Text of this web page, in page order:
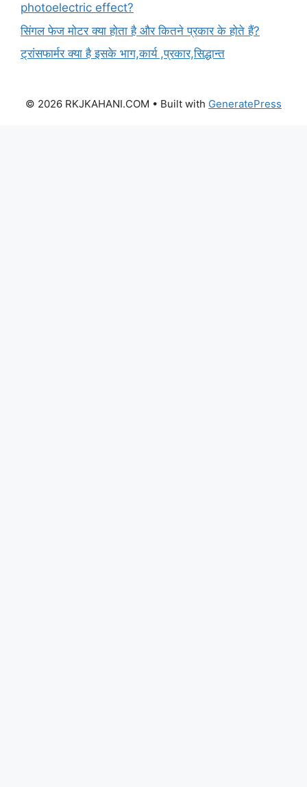
photoelectric effect?
सिंगल फेज मोटर क्या होता है और कितने प्रकार के होते हैं?
ट्रांसफार्मर क्या है इसके भाग,कार्य ,प्रकार,सिद्धान्त
© 2026 RKJKAHANI.COM • Built with GeneratePress